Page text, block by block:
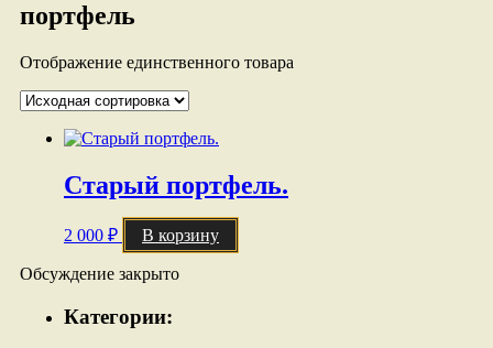
портфель
Отображение единственного товара
Старый портфель.
2 000 ₽ В корзину
Обсуждение закрыто
Категории: